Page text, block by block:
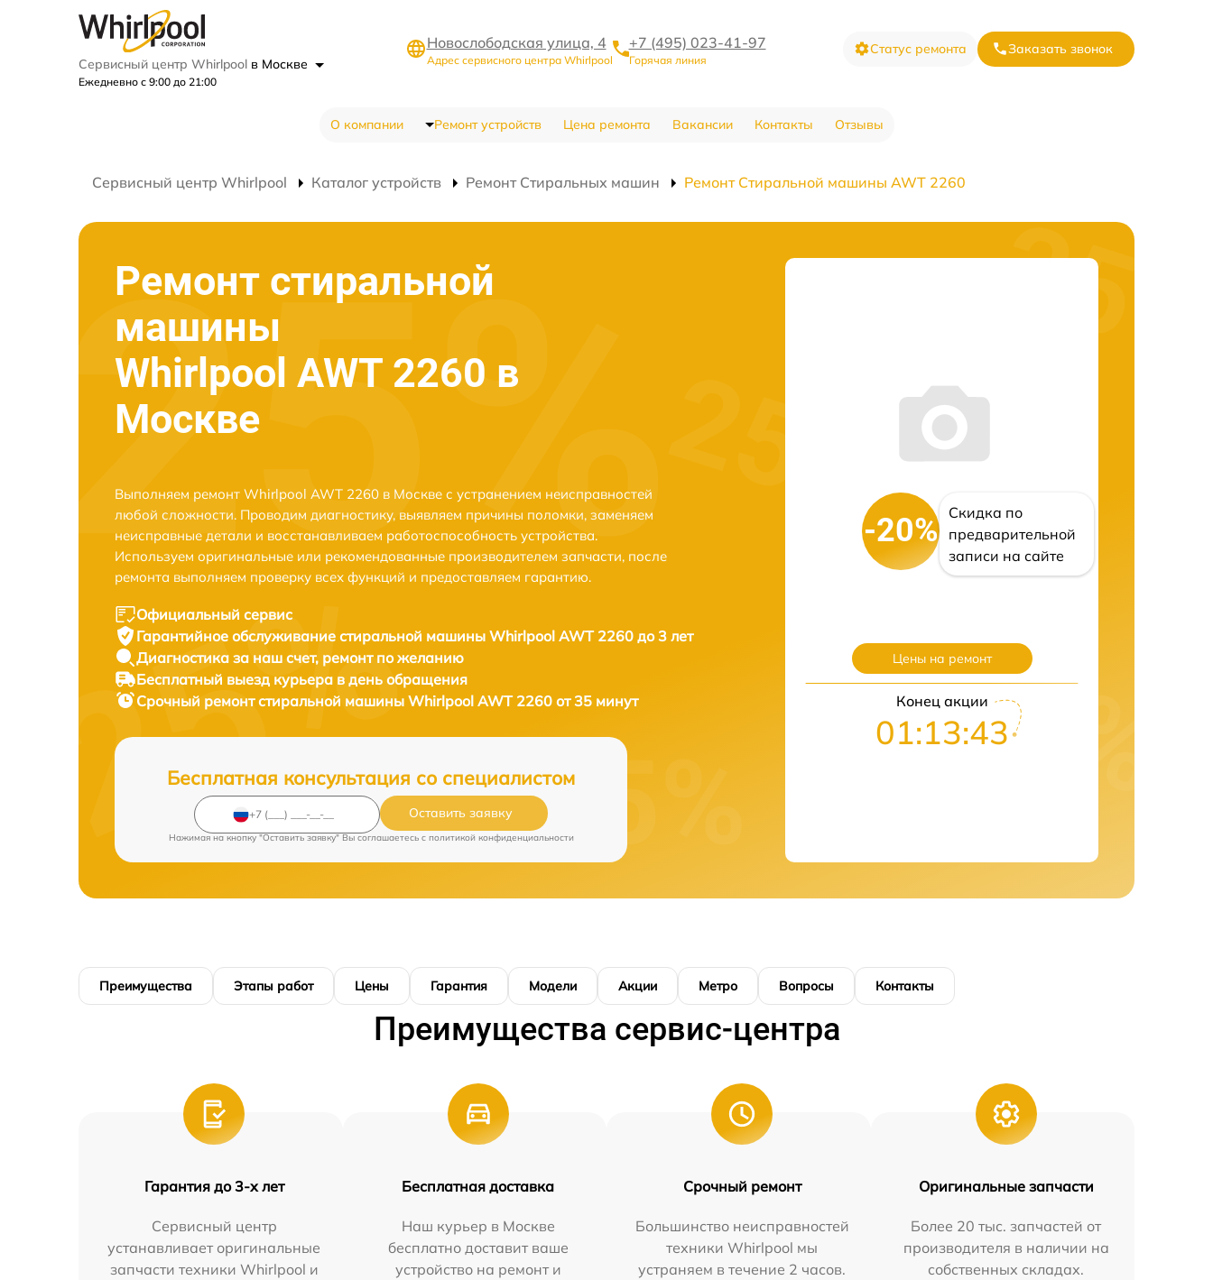
Сервисный центр Whirlpool в Москве
Ежедневно с 9:00 до 21:00
Новослободская улица, 4
Адрес сервисного центра Whirlpool
+7 (495) 023-41-97
Горячая линия
Статус ремонта Заказать звонок
О компании Ремонт устройств Цена ремонта Вакансии Контакты Отзывы
Сервисный центр Whirlpool Каталог устройств Ремонт Стиральных машин Ремонт Стиральной машины AWT 2260
Ремонт стиральной
машины
Whirlpool AWT 2260 в
Москве
Выполняем ремонт Whirlpool AWT 2260 в Москве с устранением неисправностей
любой сложности. Проводим диагностику, выявляем причины поломки, заменяем
неисправные детали и восстанавливаем работоспособность устройства.
Используем оригинальные или рекомендованные производителем запчасти, после
ремонта выполняем проверку всех функций и предоставляем гарантию.
Официальный сервис
Гарантийное обслуживание стиральной машины Whirlpool AWT 2260 до 3 лет
Диагностика за наш счет, ремонт по желанию
Бесплатный выезд курьера в день обращения
Срочный ремонтстиральной машины Whirlpool AWT 2260 от 35 минут
Бесплатная консультация со специалистом
Оставить заявку
Нажимая на кнопку "Оставить заявку" Вы соглашаетесь c политикой конфиденциальности
-20%
Скидка по
предварительной
записи на сайте
Цены на ремонт
Конец акции
01:13:43
Преимущества Этапы работ Цены Гарантия Модели Акции Метро Вопросы Контакты
Преимущества сервис-центра
Гарантия до 3-х лет
Сервисный центр
устанавливает оригинальные
запчасти техники Whirlpool и
Бесплатная доставка
Наш курьер в Москве
бесплатно доставит ваше
устройство на ремонт и
Срочный ремонт
Большинство неисправностей
техники Whirlpool мы
устраняем в течение 2 часов.
Оригинальные запчасти
Более 20 тыс. запчастей от
производителя в наличии на
собственных складах.